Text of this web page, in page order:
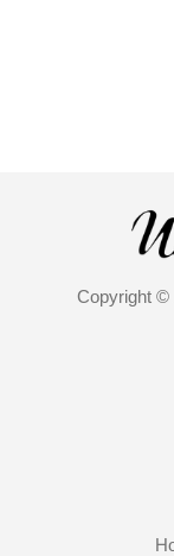
Copyright ©